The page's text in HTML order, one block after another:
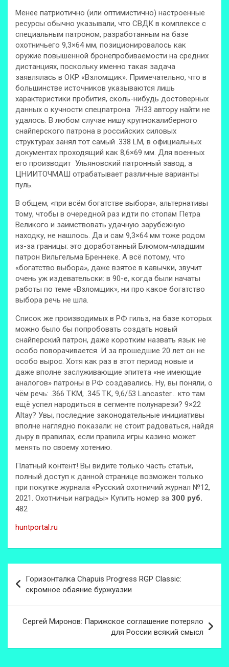
Менее патриотично (или оптимистично) настроенные
ресурсы обычно указывали, что СВДК в комплексе с
специальным патроном, разработанным на базе
охотничьего 9,3×64 мм, позиционировалось как
оружие повышенной бронепробиваемости на средних
дистанциях, поскольку именно такая задача
заявлялась в ОКР «Взломщик». Примечательно, что в
большинстве источников указываются лишь
характеристики пробития, сколь-нибудь достоверных
данных о кучности спецпатрона 7Н33 автору найти не
удалось. В любом случае нишу крупнокалиберного
снайперского патрона в российских силовых
структурах занял тот самый .338 LM, в официальных
документах проходящий как 8,6×69 мм. Для военных
его производит Ульяновский патронный завод, а
ЦНИИТОЧМАШ отрабатывает различные варианты
пуль.
В общем, «при всём богатстве выбора», альтернативы
тому, чтобы в очередной раз идти по стопам Петра
Великого и заимствовать удачную зарубежную
находку, не нашлось. Да и сам 9,3×64 мм тоже родом
из-за границы: это доработанный Блюмом-младшим
патрон Вильгельма Бреннеке. А всё потому, что
«богатство выбора», даже взятое в кавычки, звучит
очень уж издевательски: в 90-е, когда были начаты
работы по теме «Взломщик», ни про какое богатство
выбора речь не шла.
Список же производимых в РФ гильз, на базе которых
можно было бы попробовать создать новый
снайперский патрон, даже коротким назвать язык не
особо поворачивается. И за прошедшие 20 лет он не
особо вырос. Хотя как раз в этот период новые и
даже вполне заслуживающие эпитета «не имеющие
аналогов» патроны в РФ создавались. Ну, вы поняли, о
чём речь: .366 ТКМ, .345 ТК, 9,6/53 Lancaster… кто там
ещё успел народиться в сегменте полунарези? 9×22
Altay? Увы, последние законодательные инициативы
вполне наглядно показали: не стоит радоваться, найдя
дыру в правилах, если правила игры казино может
менять по своему хотению.
Платный контент! Вы видите только часть статьи,
полный доступ к данной странице возможен только
при покупке журнала «Русский охотничий журнал №12,
2021. Охотничьи награды» Купить номер за 300 руб.
482
huntportal.ru
по
записям
Горизонталка Chapuis Progress RGP Classic:
скромное обаяние буржуазии
Сергей Миронов: Парижское соглашение потеряло
для России всякий смысл